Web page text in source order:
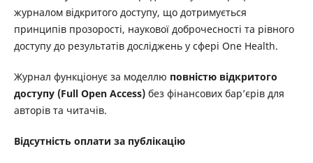
журналом відкритого доступу, що дотримується
принципів прозорості, наукової доброчесності та рівного
доступу до результатів досліджень у сфері One Health.
Журнал функціонує за моделлю повністю відкритого
доступу (Full Open Access)без фінансових бар’єрів для
авторів та читачів.
Відсутність оплати за публікацію